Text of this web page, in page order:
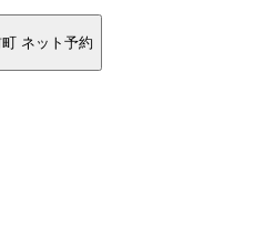
ネット予約